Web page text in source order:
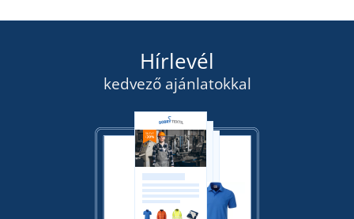
RÉSZLETEK
Hírlevél
kedvező ajánlatokkal